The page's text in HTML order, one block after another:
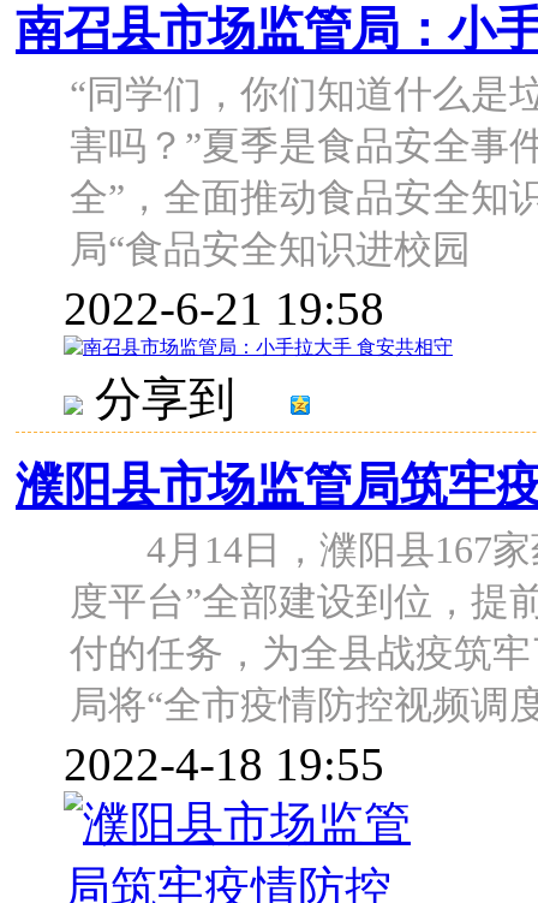
南召县市场监管局：小
“同学们，你们知道什么是
害吗？”夏季是食品安全事
全”，全面推动食品安全知
局“食品安全知识进校园
2022-6-21 19:58
分享到
濮阳县市场监管局筑牢
4月14日，濮阳县167家
度平台”全部建设到位，提
付的任务，为全县战疫筑
局将“全市疫情防控视频调
2022-4-18 19:55